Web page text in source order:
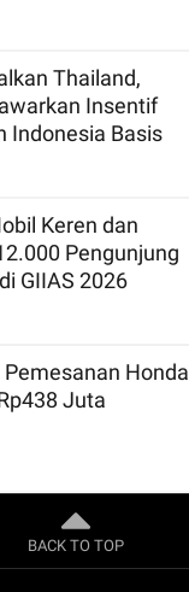
Thailand,
Insentif
Indonesia Basis
Keren dan
Pengunjung
GIIAS 2026
Honda
Juta
BACK TO TOP